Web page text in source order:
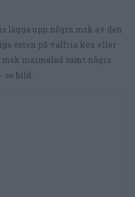
lägga upp några msk av den
osten på valfria kex eller
marmelad samt några
se bild.